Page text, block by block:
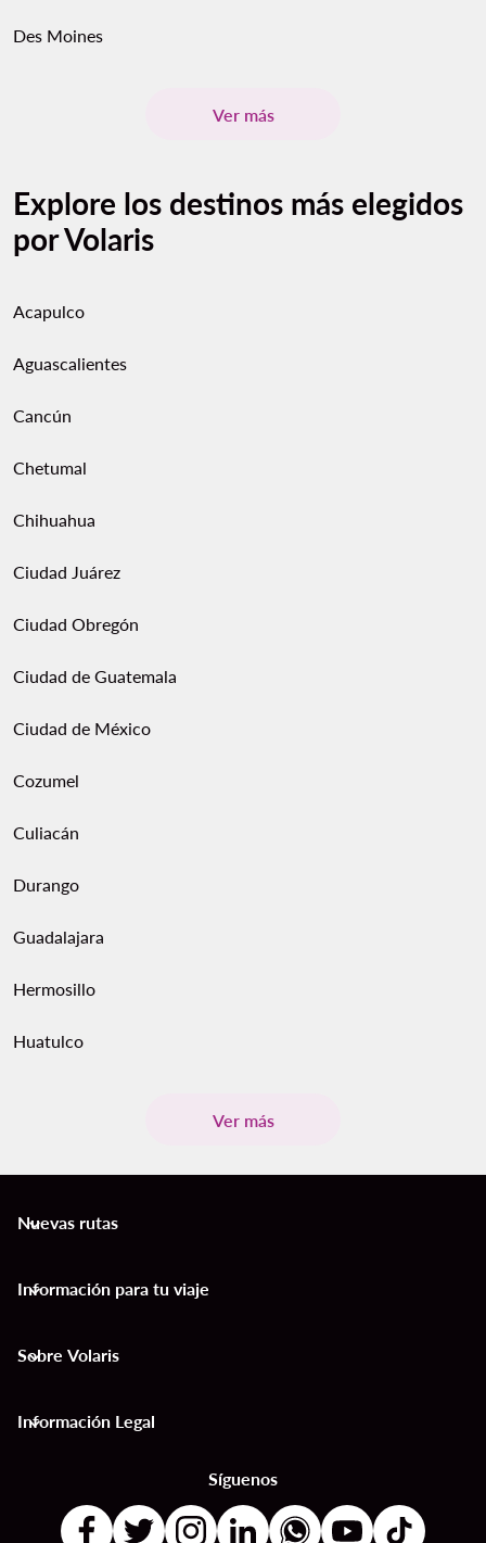
Des Moines
Ver más
Explore los destinos más elegidos
por Volaris
Acapulco
Aguascalientes
Cancún
Chetumal
Chihuahua
Ciudad Juárez
Ciudad Obregón
Ciudad de Guatemala
Ciudad de México
Cozumel
Culiacán
Durango
Guadalajara
Hermosillo
Huatulco
Ver más
Nuevas rutas
keyboard_arrow_down
Información para tu viaje
keyboard_arrow_down
Sobre Volaris
keyboard_arrow_down
Información Legal
keyboard_arrow_down
Síguenos